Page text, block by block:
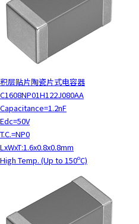
积层贴片陶瓷片式电容器
C1608NP01H122J080AA
Capacitance=1.2nF
Edc=50V
T.C.=NP0
LxWxT:1.6x0.8x0.8mm
High Temp. (Up to 150ºC)